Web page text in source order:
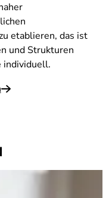
etablieren, das ist
und Strukturen
individuell.